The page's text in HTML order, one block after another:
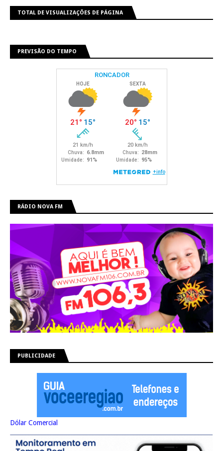
TOTAL DE VISUALIZAÇÕES DE PÁGINA
PREVISÃO DO TEMPO
RÁDIO NOVA FM
PUBLICIDADE
Dólar Comercial